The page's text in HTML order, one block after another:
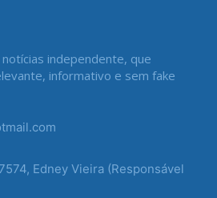
independente, que
informativo e sem fake
Edney Vieira (Responsável